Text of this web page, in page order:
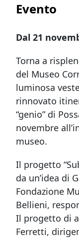
Evento
Dal 21
Torna a
del Museo
luminosa
rinnovato
“genio” di
novembre
museo.
Il progetto
da un’idea di
Fondazione
Bellieni,
Il progetto di
Ferretti,